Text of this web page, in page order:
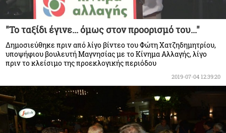
"Το ταξίδι έγινε... όμως στον προορισμό του..."
Δημοσιεύθηκε πριν από λίγο βίντεο του Φώτη Χατζηδημητρίου,
υποψήφιου βουλευτή Μαγνησίας με το Κίνημα Αλλαγής, λίγο
πριν το κλείσιμο της προεκλογικής περιόδου
2019-07-04 12:39:20